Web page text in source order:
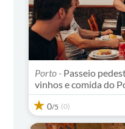
Porto - Passeio
vinhos e comida do
0/5 (0)